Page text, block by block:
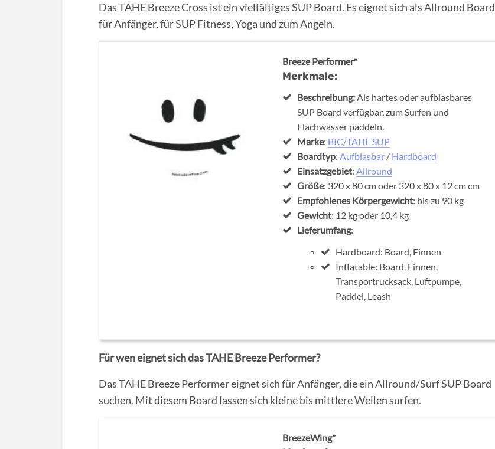
Das TAHE Breeze Cross ist ein vielfältiges SUP Board. Es eignet sich als Allround Board
für Anfänger, für SUP Fitness, Yoga und zum Angeln.
Breeze Performer*
Merkmale:
Beschreibung:Als hartes oder aufblasbares
SUP Board verfügbar, zum Surfen und
Flachwasser paddeln.
Marke: BIC/TAHE SUP
Boardtyp: Aufblasbar / Hardboard
Einsatzgebiet: Allround
Größe: 320 x 80 cm oder 320 x 80 x 12 cm cm
Empfohlenes Körpergewicht: bis zu 90 kg
Gewicht: 12 kg oder 10,4 kg
Lieferumfang:
Hardboard: Board, Finnen
Inflatable: Board, Finnen,
Transportrucksack, Luftpumpe,
Paddel, Leash
Für wen eignet sich das TAHE Breeze Performer?
Das TAHE Breeze Performer eignet sich für Anfänger, die ein Allround/Surf SUP Board
suchen. Mit diesem Board lassen sich kleine bis mittlere Wellen surfen.
BreezeWing*